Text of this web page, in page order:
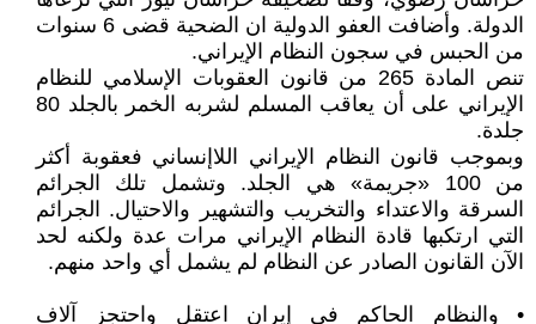
الدولة. وأضافت العفو الدولية ان الضحية قضى 6 سنوات
من الحبس في سجون النظام الإيراني.
تنص المادة 265 من قانون العقوبات الإسلامي للنظام
الإيراني على أن يعاقب المسلم لشربه الخمر بالجلد 80
جلدة.
وبموجب قانون النظام الإيراني اللاإنساني فعقوبة أكثر
من 100 «جريمة» هي الجلد. وتشمل تلك الجرائم
السرقة والاعتداء والتخريب والتشهير والاحتيال. الجرائم
التي ارتكبها قادة النظام الإيراني مرات عدة ولكنه لحد
الآن القانون الصادر عن النظام لم يشمل أي واحد منهم.
• والنظام الحاكم في إيران اعتقل واحتجز آلاف